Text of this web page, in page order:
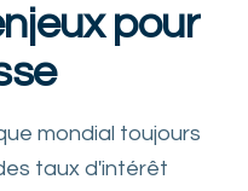
pour
mondial toujours
taux d'intérêt